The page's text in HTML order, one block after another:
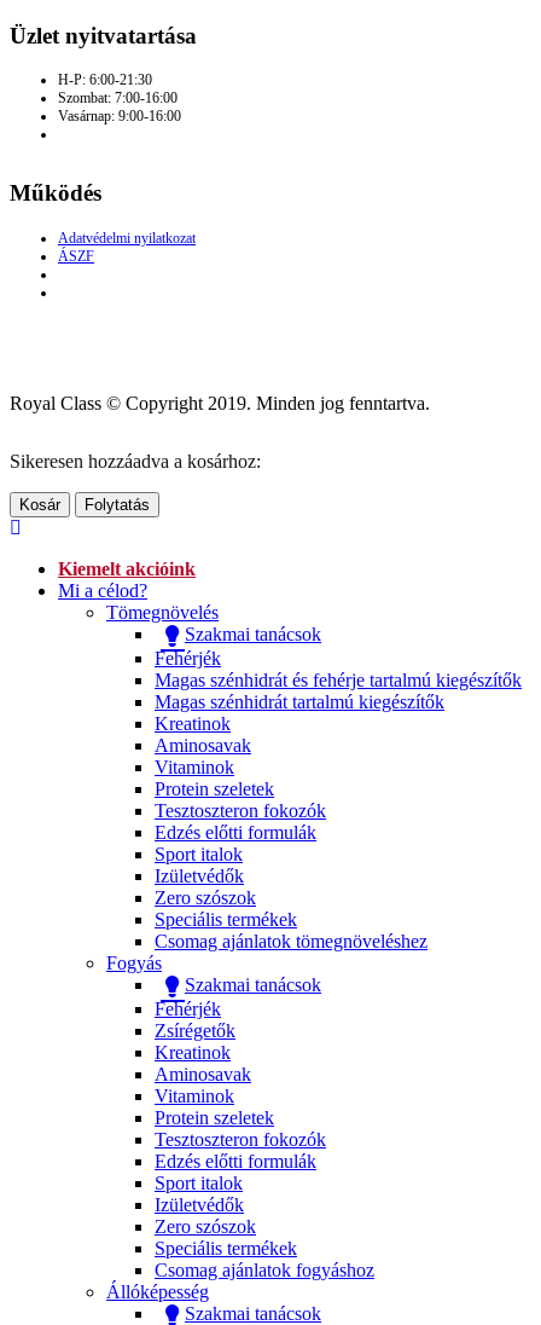
Üzlet nyitvatartása
H-P: 6:00-21:30
Szombat: 7:00-16:00
Vasárnap: 9:00-16:00
Működés
Adatvédelmi nyilatkozat
ÁSZF
Royal Class © Copyright 2019. Minden jog fenntartva.
Sikeresen hozzáadva a kosárhoz:
Kosár Folytatás
Kiemelt akcióink
Mi a célod?
Tömegnövelés
Szakmai tanácsok
Fehérjék
Magas szénhidrát és fehérje tartalmú kiegészítők
Magas szénhidrát tartalmú kiegészítők
Kreatinok
Aminosavak
Vitaminok
Protein szeletek
Tesztoszteron fokozók
Edzés előtti formulák
Sport italok
Izületvédők
Zero szószok
Speciális termékek
Csomag ajánlatok tömegnöveléshez
Fogyás
Szakmai tanácsok
Fehérjék
Zsírégetők
Kreatinok
Aminosavak
Vitaminok
Protein szeletek
Tesztoszteron fokozók
Edzés előtti formulák
Sport italok
Izületvédők
Zero szószok
Speciális termékek
Csomag ajánlatok fogyáshoz
Állóképesség
Szakmai tanácsok